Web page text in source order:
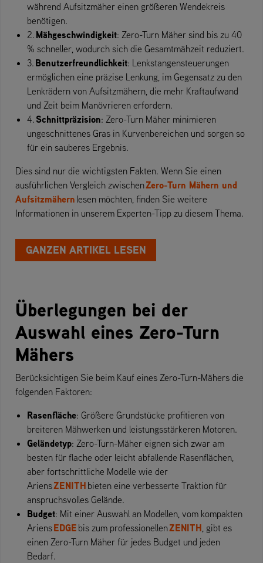
während Aufsitzmäher einen größeren Wendekreis
benötigen.
2. Mähgeschwindigkeit: Zero-Turn Mäher sind bis zu 40
% schneller, wodurch sich die Gesamtmähzeit reduziert.
3. Benutzerfreundlichkeit: Lenkstangensteuerungen
ermöglichen eine präzise Lenkung, im Gegensatz zu den
Lenkrädern von Aufsitzmähern, die mehr Kraftaufwand
und Zeit beim Manövrieren erfordern.
4. Schnittpräzision: Zero-Turn Mäher minimieren
ungeschnittenes Gras in Kurvenbereichen und sorgen so
für ein sauberes Ergebnis.
Dies sind nur die wichtigsten Fakten. Wenn Sie einen
ausführlichen Vergleich zwischenZero-Turn Mähern und
Aufsitzmähern lesen möchten, finden Sie weitere
Informationen in unserem Experten-Tipp zu diesem Thema.
GANZEN ARTIKEL LESEN
Überlegungen bei der
Auswahl eines Zero-Turn
Mähers
Berücksichtigen Sie beim Kauf eines Zero-Turn-Mähers die
folgenden Faktoren:
Rasenfläche: Größere Grundstücke profitieren von
breiteren Mähwerken und leistungsstärkeren Motoren.
Geländetyp: Zero-Turn-Mäher eignen sich zwar am
besten für flache oder leicht abfallende Rasenflächen,
aber fortschrittliche Modelle wie der
AriensZENITH bieten eine verbesserte Traktion für
anspruchsvolles Gelände.
Budget: Mit einer Auswahl an Modellen, vom kompakten
AriensEDGE bis zum professionellenZENITH, gibt es
einen Zero-Turn Mäher für jedes Budget und jeden
Bedarf.